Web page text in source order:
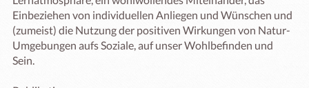
Einbeziehen von individuellen Anliegen und Wünschen und
(zumeist) die Nutzung der positiven Wirkungen von Natur-
Umgebungen aufs Soziale, auf unser Wohlbefinden und
Sein.